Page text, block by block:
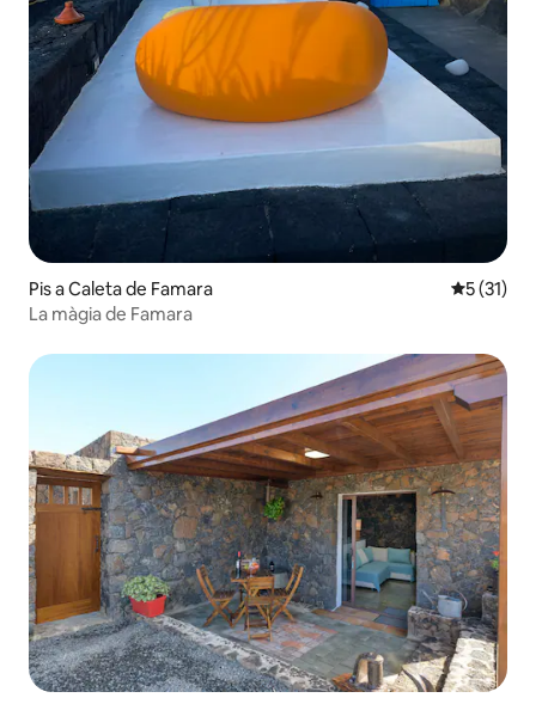
Pis a Caleta de Famara 5 de
5 (31)
La màgia de Famara